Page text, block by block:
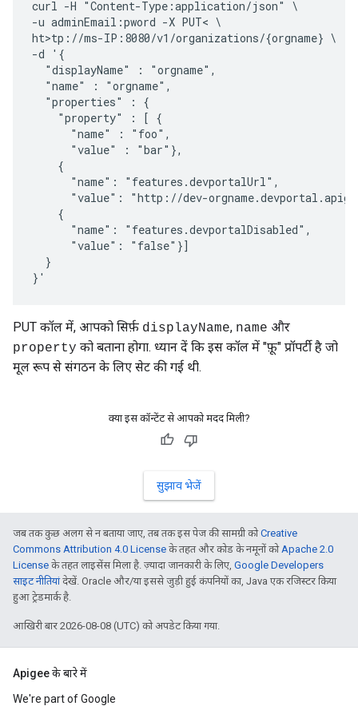
curl -H "Content-Type:application/json" \
-u adminEmail:pword -X PUT< \
ht>tp://ms-IP:8080/v1/organizations/{orgname} \
-d '{
  "displayName" : "orgname",
  "name" : "orgname",
  "properties" : {
    "property" : [ {
      "name" : "foo",
      "value" : "bar"},
    {
      "name": "features.devportalUrl",
"value": "http://dev-
    {
      "name": "features.devportalDisabled",
      "value": "false"}]
  }
}'
PUT कॉल में, आपको सिर्फ़ displayName, name और
property को बताना होगा. ध्यान दें कि इस कॉल में "फ़ू" प्रॉपर्टी है जो
मूल रूप से संगठन के लिए सेट की गई थी.
क्या इस कॉन्टेंट से आपको मदद मिली?
सुझाव भेजें
जब तक कुछ अलग से न बताया जाए, तब तक इस पेज की सामग्री कोCreative
Commons Attribution 4.0 License के तहत और कोड के नमूनों कोApache 2.0
License के तहत लाइसेंस मिला है. ज़्यादा जानकारी के लिए, Google Developers
साइट नीतियांदेखें. Oracle और/या इससे जुड़ी हुई कंपनियों का, Java एक रजिस्टर किया
हुआ ट्रेडमार्क है.
आखिरी बार 2026-08-08 (UTC) को अपडेट किया गया.
Apigee के बारे में
We're part of Google